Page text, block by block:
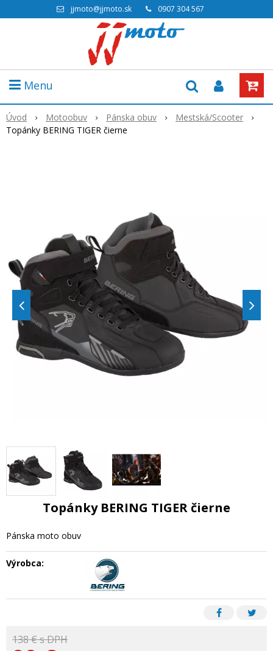
jjmoto@jjmoto.sk 0907 304 567
Menu
Úvod Motoobuv Pánska obuv
Mestská/Scooter
Topánky BERING TIGER čierne
138 €s DPH
Topánky BERING TIGER čierne
Pánska moto obuv
Výrobca: